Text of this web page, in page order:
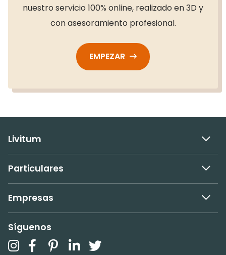
nuestro servicio 100% online, realizado en 3D y
con asesoramiento profesional.
EMPEZAR
Livitum
Particulares
Empresas
Síguenos